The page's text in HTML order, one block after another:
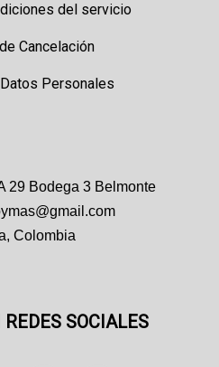
del servicio
Cancelación
Personales
29 Bodega 3 Belmonte
Colombia
SOCIALES